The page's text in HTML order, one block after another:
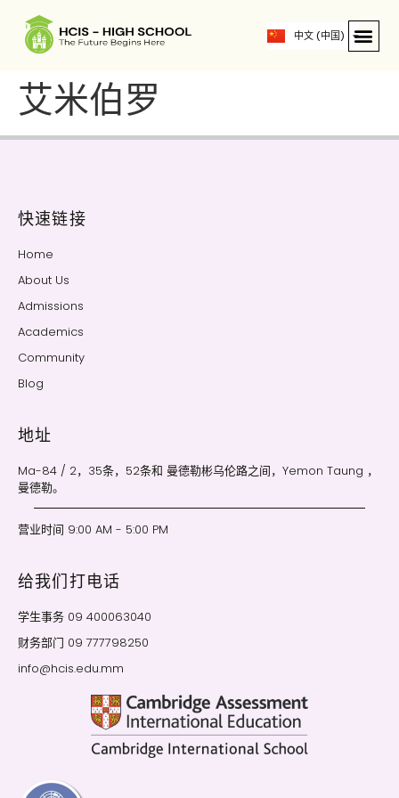
中文 (中国)
English
艾米伯罗
快速链接
Home
About Us
Admissions
Academics
Community
Blog
地址
Ma-84 / 2，35条，52条和 曼德勒彬乌伦路之间，Yemon Taung ，
曼德勒。
营业时间 9:00 AM - 5:00 PM
给我们打电话
学生事务 09 400063040
财务部门 09 777798250
info@hcis.edu.mm